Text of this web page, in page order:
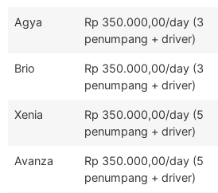
Agya
Rp 350.000,00/day (3
penumpang + driver)
Brio
Rp 350.000,00/day (3
penumpang + driver)
Xenia
Rp 350.000,00/day (5
penumpang + driver)
Avanza
Rp 350.000,00/day (5
penumpang + driver)